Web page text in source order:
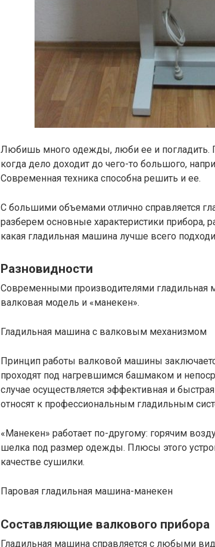
Любишь много одежды, люби ее и погладить.
когда дело доходит до чего-то большого,
Современная техника способна решить и ее.
С большими объемами отлично справляется
разберем основные характеристики прибора,
какая гладильная машина лучше всего
Разновидности
Современными производителями гладильная
валковая модель и «манекен».
Гладильная машина с валковым механизмом
Принцип работы валковой машины
проходят под нагревшимся башмаком и
случае осуществляется эффективная и
относят к профессиональным гладильным
«Манекен» работает по-другому: горячим
шелка под размер одежды. Плюсы этого
качестве сушилки.
Паровая гладильная машина-манекен
Составляющие валкового прибора
Гладильная машина справляется с любыми